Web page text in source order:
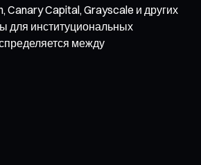
Capital, Grayscale и других
для институциональных
между